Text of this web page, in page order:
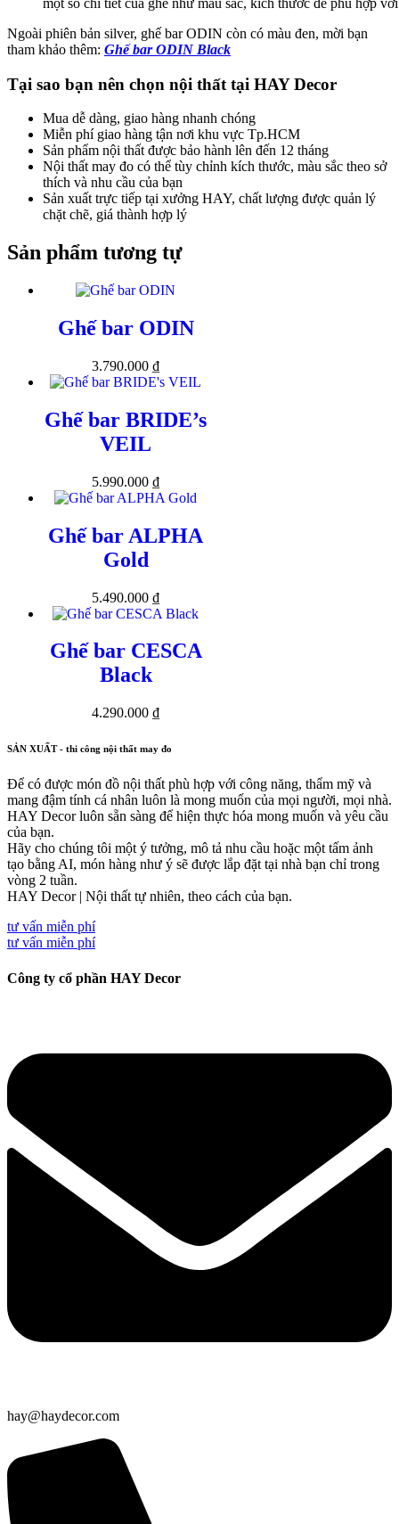
Ngoài phiên bản silver, ghế bar ODIN còn có màu đen, mời bạn
tham khảo thêm: Ghế bar ODIN Black
Tại sao bạn nên chọn nội thất tại HAY Decor
Mua dễ dàng, giao hàng nhanh chóng
Miễn phí giao hàng tận nơi khu vực Tp.HCM
Sản phẩm nội thất được bảo hành lên đến 12 tháng
Nội thất may đo có thể tùy chỉnh kích thước, màu sắc theo sở
thích và nhu cầu của bạn
Sản xuất trực tiếp tại xưởng HAY, chất lượng được quản lý
chặt chẽ, giá thành hợp lý
Sản phẩm tương tự
Ghế bar ODIN
3.790.000 ₫
Ghế bar BRIDE’s
VEIL
5.990.000 ₫
Ghế bar ALPHA
Gold
5.490.000 ₫
Ghế bar CESCA
Black
4.290.000 ₫
SẢN XUẤT - thi công nội thất may đo
Để có được món đồ nội thất phù hợp với công năng, thẩm mỹ và
mang đậm tính cá nhân luôn là mong muốn của mọi người, mọi nhà.
HAY Decor luôn sẵn sàng để hiện thực hóa mong muốn và yêu cầu
của bạn.
Hãy cho chúng tôi một ý tưởng, mô tả nhu cầu hoặc một tấm ảnh
tạo bằng AI, món hàng như ý sẽ được lắp đặt tại nhà bạn chỉ trong
vòng 2 tuần.
HAY Decor | Nội thất tự nhiên, theo cách của bạn.
tư vấn miễn phí
tư vấn miễn phí
Công ty cổ phần HAY Decor
hay@haydecor.com